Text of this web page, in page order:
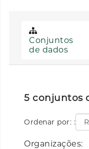
Conjuntos
de dados
5 conjuntos
Ordenar por:
Organizações: